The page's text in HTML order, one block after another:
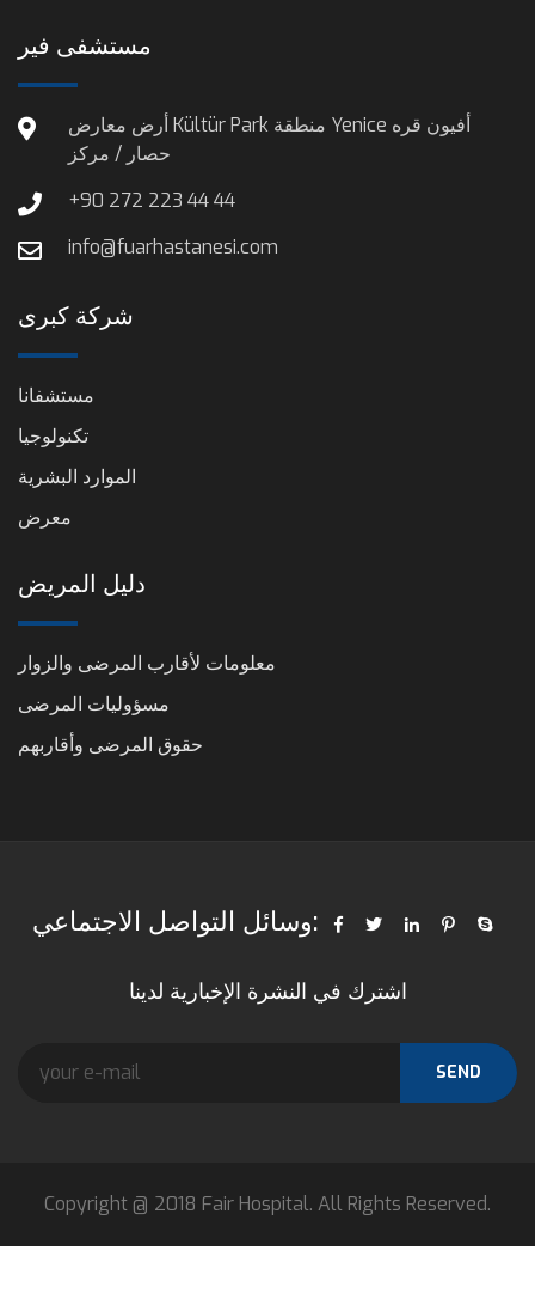
مستشفى فير
أرض معارض Kültür Park منطقة Yenice أفيون قره
حصار / مركز
+90 272 223 44 44
info@fuarhastanesi.com
شركة كبرى
مستشفانا
تكنولوجيا
الموارد البشرية
معرض
دليل المريض
معلومات لأقارب المرضى والزوار
مسؤوليات المرضى
حقوق المرضى وأقاربهم
وسائل التواصل الاجتماعي:
اشترك في النشرة الإخبارية لدينا
SEND
Copyright @ 2018 Fair Hospital. All Rights Reserved.